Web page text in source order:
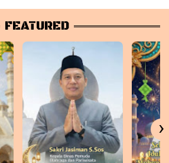
FEATURED
›